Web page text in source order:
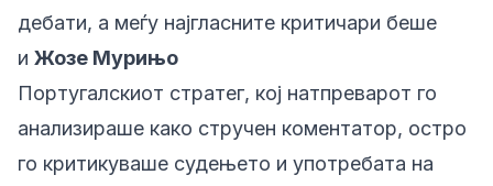
дебати, а меѓу најгласните критичари беше
и Жозе Мурињо
Португалскиот стратег, кој натпреварот го
анализираше како стручен коментатор, остро
го критикуваше судењето и употребата на